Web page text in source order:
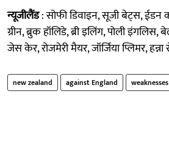
न्यूजीलैंड: सोफी डिवाइन, सूजी बेट्स, ईडन
ग्रीन, ब्रुक हॉलिडे, ब्री इलिंग, पोली
जेस केर, रोजमेरी मैयर, जॉर्जिया प्लिमर, हन्ना
new zealand against England weaknesses